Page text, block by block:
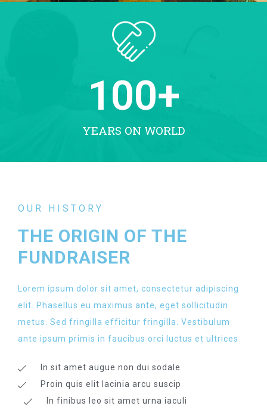
YEARS ON WORLD
100+
OUR HISTORY
THE ORIGIN OF THE
FUNDRAISER
Lorem ipsum dolor sit amet, consectetur adipiscing
elit. Phasellus eu maximus ante, eget sollicitudin
metus. Sed fringilla efficitur fringilla. Vestibulum
ante ipsum primis in faucibus orci luctus et ultrices​
In sit amet augue non dui sodale
Proin quis elit lacinia arcu suscip
In finibus leo sit amet urna iaculi